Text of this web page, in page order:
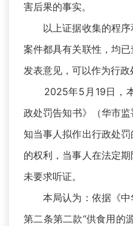
害后果的事实。
以上证据收集的程序
案件都具有关联性，均
发表意见，可以作为行政
2025年5月19日，本
政处罚告知书》（华市
知当事人拟作出行政处
的权利，当事人在法定
未要求听证。
本局认为：依据《中
第二条第二款“供食用的